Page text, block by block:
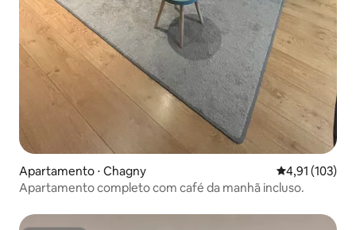
Apartamento ⋅ Chagny 4,91 de uma
4,91 (103)
Apartamento completo com café da manhã incluso.